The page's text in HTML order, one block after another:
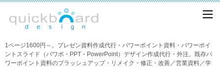
1ページ1600円～。プレゼン資料作成代行・パワーポイント資料・パワーポイ
ントスライド（パワポ・PPT・PowerPoint）デザイン作成代行・外注。既存パ
ワーポイント資料のブラッシュアップ・リメイク・修正・改善／営業資料／学